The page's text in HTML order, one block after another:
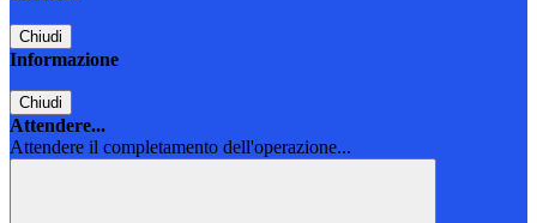
Chiudi
Informazione
Chiudi
Attendere...
Attendere il completamento dell'operazione...